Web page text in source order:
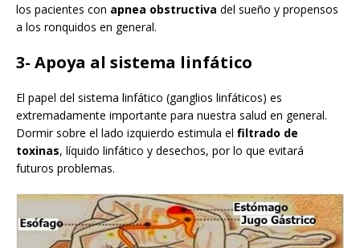
los pacientes con apnea obstructiva del sueño y propensos
a los ronquidos en general.
3- Apoya al sistema linfático
El papel del sistema linfático (ganglios linfáticos) es
extremadamente importante para nuestra salud en general.
Dormir sobre el lado izquierdo estimula el filtrado de
toxinas, líquido linfático y desechos, por lo que evitará
futuros problemas.